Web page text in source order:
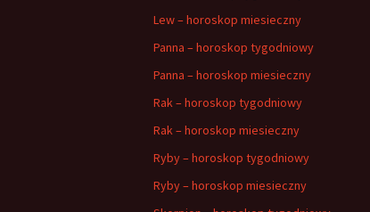
Lew – horoskop miesieczny
Panna – horoskop tygodniowy
Panna – horoskop miesieczny
Rak – horoskop tygodniowy
Rak – horoskop miesieczny
Ryby – horoskop tygodniowy
Ryby – horoskop miesieczny